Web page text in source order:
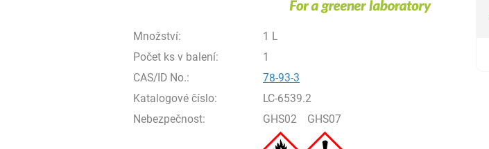
Množství:
1 L
Počet ks v balení:
1
CAS/ID No.:
78-93-3
Katalogové číslo:
LC-6539.2
Nebezpečnost:
GHS02 GHS07